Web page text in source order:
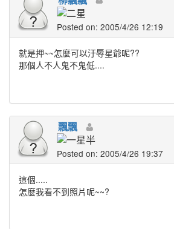
Posted on: 2005/4/26 12:19
就是押~~怎麼可以汙辱星爺呢??
那個人不人鬼不鬼低....
飄飄
Posted on: 2005/4/26 19:37
這個.....
怎麼我看不到照片呢~~?